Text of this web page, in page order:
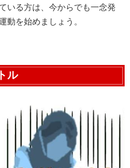
いる方は、今からでも一念発
を始めましょう。
ル